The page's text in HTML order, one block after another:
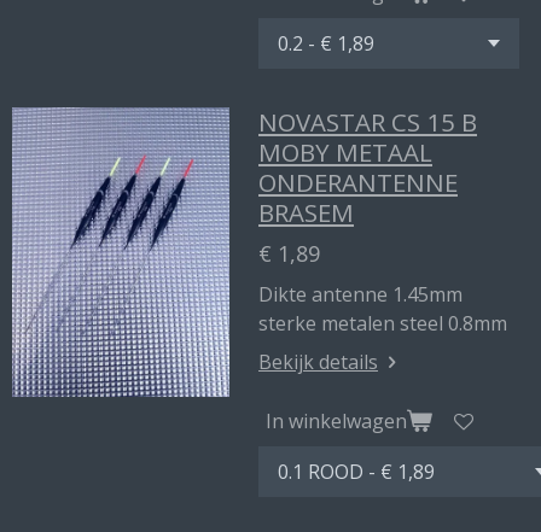
NOVASTAR CS 15 B
MOBY METAAL
ONDERANTENNE
BRASEM
€ 1,89
Dikte antenne 1.45mm
sterke metalen steel 0.8mm
Bekijk details
In winkelwagen